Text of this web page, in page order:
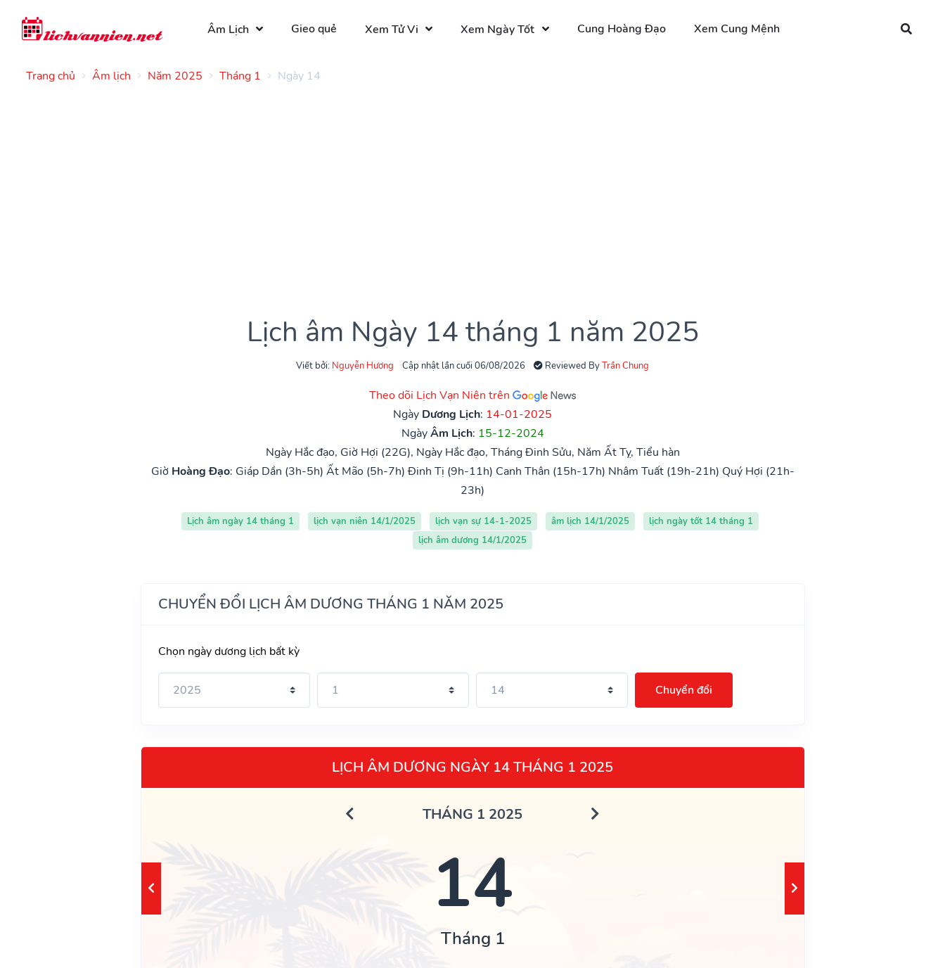
Âm Lịch Gieo quẻ Xem Tử Vi Xem Ngày Tốt Cung Hoàng Đạo Xem Cung Mệnh
Trang chủ Âm lịch Năm 2025 Tháng 1 Ngày 14
Lịch âm Ngày 14 tháng 1 năm 2025
Viết bởi: Nguyễn Hương Cập nhật lần cuối 06/08/2026 Reviewed ByTrần Chung
Theo dõi Lịch Vạn Niên trên
Ngày Dương Lịch: 14-01-2025
NgàyÂm Lịch: 15-12-2024
Ngày Hắc đạo, Giờ Hợi (22G), Ngày Hắc đạo, Tháng Đinh Sửu, Năm Ất Tỵ, Tiểu hàn
Giờ Hoàng Đạo: Giáp Dần (3h-5h) Ất Mão (5h-7h) Đinh Tị (9h-11h) Canh Thân (15h-17h) Nhâm Tuất (19h-21h) Quý Hợi (21h-
23h)
Lịch âm ngày 14 tháng 1 lịch vạn niên 14/1/2025 lịch vạn sự 14-1-2025 âm lịch 14/1/2025
lịch ngày tốt 14 tháng 1
lịch âm dương 14/1/2025
CHUYỂN ĐỔI LỊCH ÂM DƯƠNG THÁNG 1 NĂM 2025
Chọn ngày dương lịch bất kỳ
Chuyển đổi
LỊCH ÂM DƯƠNG NGÀY 14 THÁNG 1 2025
THÁNG 1 2025
14
Tháng 1